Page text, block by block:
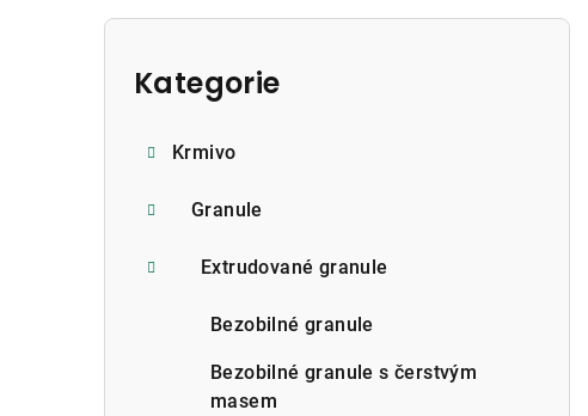
P
Přeskočit
kategorie
Kategorie
Krmivo
Granule
Extrudované granule
Bezobilné granule
Bezobilné granule s čerstvým
masem